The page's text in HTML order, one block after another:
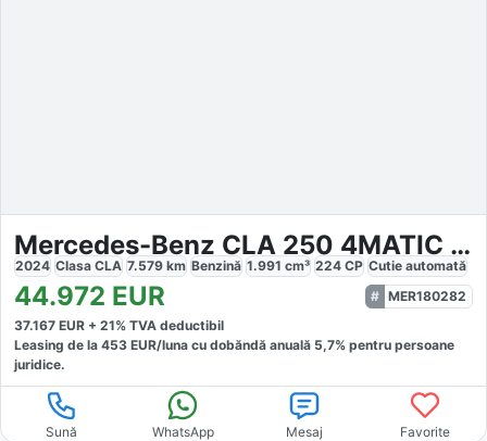
Mercedes-Benz CLA 250 4MATIC AMG Line Advanced Plus Night
2024 Clasa CLA 7.579 km Benzină 1.991 cm³ 224 CP Cutie automată
44.972 EUR
MER180282
37.167 EUR + 21% TVA deductibil
Leasing de la 453 EUR/luna cu dobăndă anuală 5,7% pentru persoane
juridice.
Sună WhatsApp Mesaj Favorite